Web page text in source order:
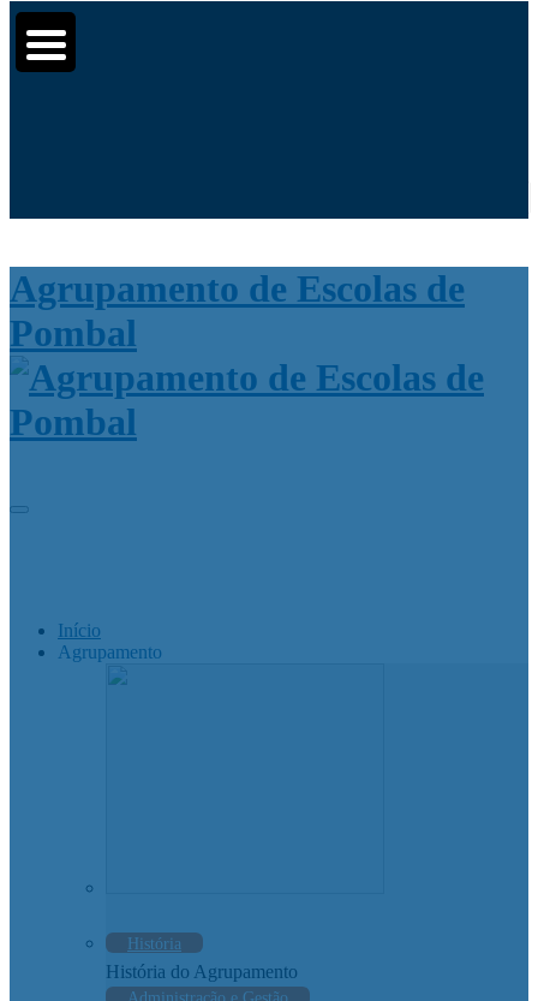
Moodle
SIGE3
Agrupamento de Escolas de
Pombal
Início
Agrupamento
História
História do Agrupamento